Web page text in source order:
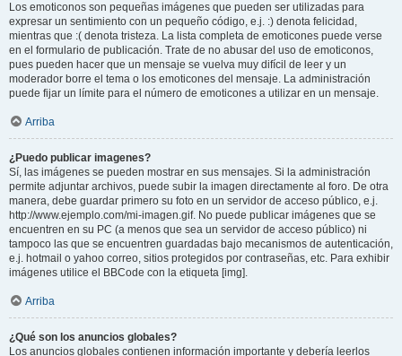
Los emoticonos son pequeñas imágenes que pueden ser utilizadas para
expresar un sentimiento con un pequeño código, e.j. :) denota felicidad,
mientras que :( denota tristeza. La lista completa de emoticones puede verse
en el formulario de publicación. Trate de no abusar del uso de emoticonos,
pues pueden hacer que un mensaje se vuelva muy difícil de leer y un
moderador borre el tema o los emoticones del mensaje. La administración
puede fijar un límite para el número de emoticones a utilizar en un mensaje.
Arriba
¿Puedo publicar imagenes?
Sí, las imágenes se pueden mostrar en sus mensajes. Si la administración
permite adjuntar archivos, puede subir la imagen directamente al foro. De otra
manera, debe guardar primero su foto en un servidor de acceso público, e.j.
http://www.ejemplo.com/mi-imagen.gif. No puede publicar imágenes que se
encuentren en su PC (a menos que sea un servidor de acceso público) ni
tampoco las que se encuentren guardadas bajo mecanismos de autenticación,
e.j. hotmail o yahoo correo, sitios protegidos por contraseñas, etc. Para exhibir
imágenes utilice el BBCode con la etiqueta [img].
Arriba
¿Qué son los anuncios globales?
Los anuncios globales contienen información importante y debería leerlos